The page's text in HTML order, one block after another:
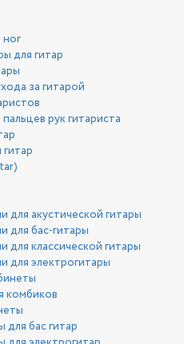
для гитар
за гитарой
рук гитариста
для акустической гитары
для бас-гитары
для классической гитары
для электрогитары
комбиков
для бас гитар